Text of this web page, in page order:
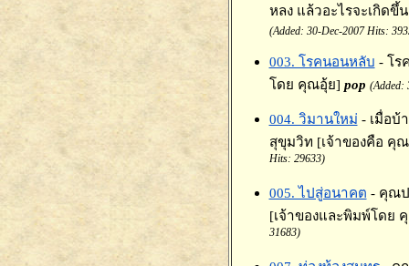
หลง แล้วอะไรจะเกิดขึ้
(Added: 30-Dec-2007 Hits:
003. โรคนอนหลับ - โร
โดย คุณอุ้ย] pop (Added:
004. วิมานใหม่ - เมื่อบ้
สุขุมวิท [เจ้าของคือ
Hits: 29633)
005. ไปสู่อนาคต - คุณป
[เจ้าของและพิมพ์โดย
31683)